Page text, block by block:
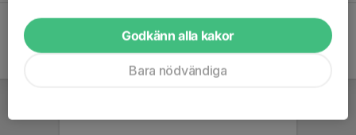
Godkänn alla kakor
Bara nödvändiga